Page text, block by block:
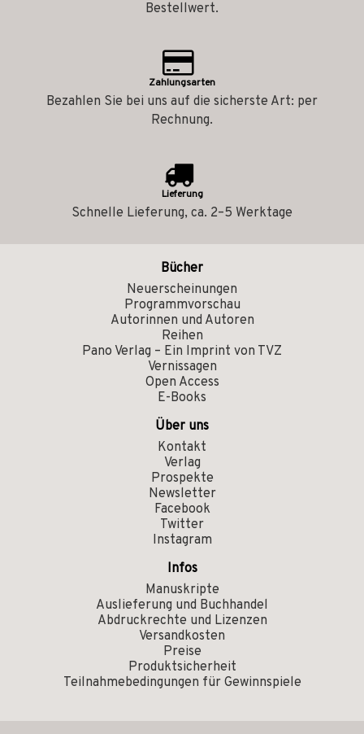
Bestellwert.
Zahlungsarten
Bezahlen Sie bei uns auf die sicherste Art: per
Rechnung.
Lieferung
Schnelle Lieferung, ca. 2–5 Werktage
Bücher
Neuerscheinungen
Programmvorschau
Autorinnen und Autoren
Reihen
Pano Verlag – Ein Imprint von TVZ
Vernissagen
Open Access
E-Books
Über uns
Kontakt
Verlag
Prospekte
Newsletter
Facebook
Twitter
Instagram
Infos
Manuskripte
Auslieferung und Buchhandel
Abdruckrechte und Lizenzen
Versandkosten
Preise
Produktsicherheit
Teilnahmebedingungen für Gewinnspiele